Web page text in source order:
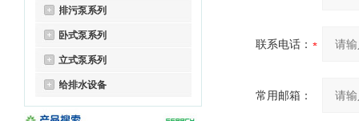
排污泵系列
卧式泵系列
立式泵系列
给排水设备
联系电话：
常用邮箱：